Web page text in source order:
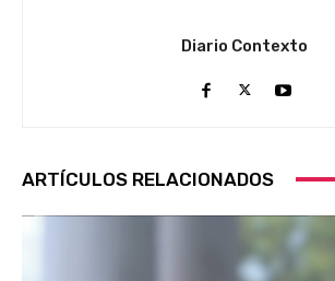
Diario Contexto
ARTÍCULOS RELACIONADOS